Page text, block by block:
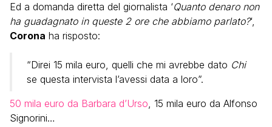
Ed a domanda diretta del giornalista ‘Quanto denaro non
ha guadagnato in queste 2 ore che abbiamo parlato?‘,
Corona ha risposto:
“Direi 15 mila euro, quelli che mi avrebbe dato Chi
se questa intervista l’avessi data a loro”.
50 mila euro da Barbara d’Urso, 15 mila euro da Alfonso
Signorini…